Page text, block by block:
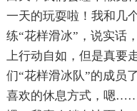
一天的玩耍啦！我和几
练“花样滑冰”，说实话
上行动自如，但是真要
们“花样滑冰队”的成员
喜欢的休息方式，嗯……